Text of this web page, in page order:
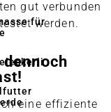
für
gut verbunden
werden.
eine effiziente